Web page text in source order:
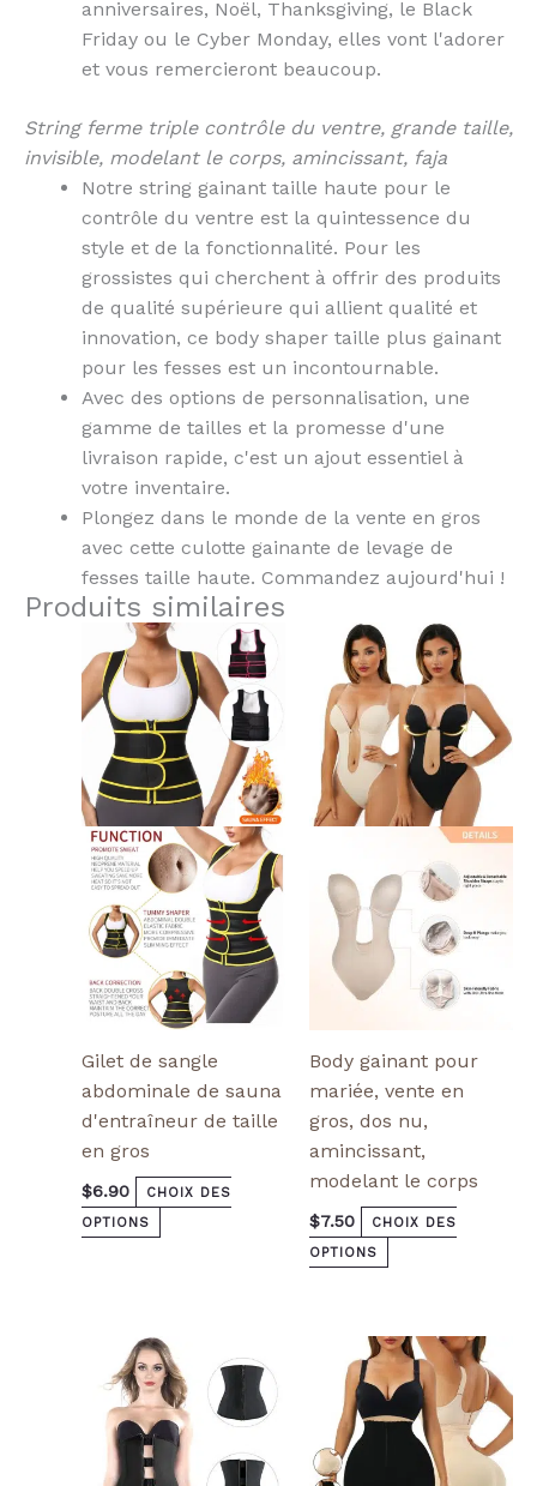
anniversaires, Noël, Thanksgiving, le Black
Friday ou le Cyber Monday, elles vont l'adorer
et vous remercieront beaucoup.
String ferme triple contrôle du ventre, grande taille,
invisible, modelant le corps, amincissant, faja
Notre string gainant taille haute pour le
contrôle du ventre est la quintessence du
style et de la fonctionnalité. Pour les
grossistes qui cherchent à offrir des produits
de qualité supérieure qui allient qualité et
innovation, ce body shaper taille plus gainant
pour les fesses est un incontournable.
Avec des options de personnalisation, une
gamme de tailles et la promesse d'une
livraison rapide, c'est un ajout essentiel à
votre inventaire.
Plongez dans le monde de la vente en gros
avec cette culotte gainante de levage de
fesses taille haute. Commandez aujourd'hui !
Produits similaires
Gilet de sangle
abdominale de sauna
d'entraîneur de taille
en gros
$6.90
CHOIX DES
OPTIONS
Ce
produit
plusieurs
variantes.
Les
options
peuvent
être
choisies
sur
la
page
de
produit
Body gainant pour
mariée, vente en
gros, dos nu,
amincissant,
modelant le corps
$7.50
CHOIX DES
OPTIONS
produit
a
plusieurs
variantes.
Les
options
peuvent
être
choisies
sur
la
page
produit
Ce
produit
a
plusieurs
variantes.
Ce
produit
a
plusieurs
variantes.